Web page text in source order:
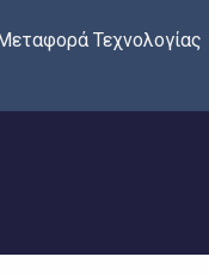
Τεχνολογίας